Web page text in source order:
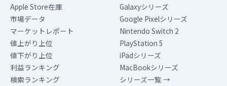
Apple Store在庫
市場データ
マーケットレポート
値上がり上位
値下がり上位
利益ランキング
検索ランキング
Galaxyシリーズ
Google Pixelシリーズ
Nintendo Switch 2
PlayStation 5
iPadシリーズ
MacBookシリーズ
シリーズ一覧 →